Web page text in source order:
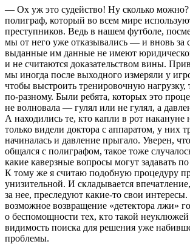
— Ох уж это судейство! Ну сколько
полиграф, который во всем мире
преступников. Ведь в нашем футболе,
мы от него уже отказывались — и вновь за
выданные им данные не имеют
и не считаются доказательством вины.
мы иногда после выходного измеряли у
чтобы выстроить тренировочную нагрузку,
по-разному. Были ребята, которых это
не волновала — гулял или не гулял, а
А находились те, кто капли в рот накануне
только видели доктора с аппаратом, у них
начиналась и давление прыгало. Уверен,
общался с полиграфом, такое тоже
какие каверзные вопросы могут задавать
К тому же я считаю подобную процедуру
унизительной. И складывается
за нее, преследуют какие-то свои
возможное возвращение «детектора лжи»
о беспомощности тех, кто такой
видимость поиска для решения уже
проблемы.